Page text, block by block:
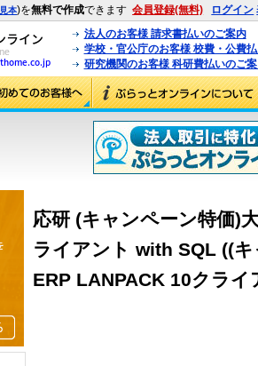
見本)を無料で作成できます 会員登録(無料) ログイン
法人のお客様 請求書払いのご案内
学校・官公庁のお客様 校費・公費
研究機関のお客様 科研費払いのご
応研 (キャンペーン特価)
ライアント with SQL ((
ERP LANPACK 10クラ